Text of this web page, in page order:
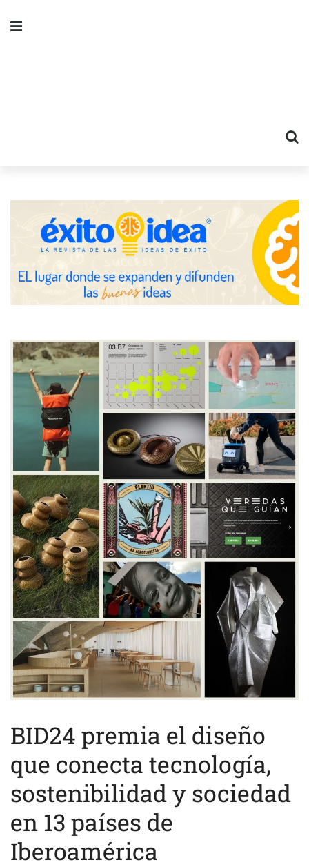
BID24 premia el diseño
que conecta tecnología,
sostenibilidad y sociedad
en 13 países de
Iberoamérica